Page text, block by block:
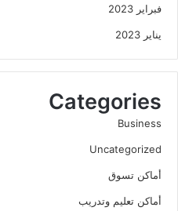
فبراير 2023
يناير 2023
Categories
Business
Uncategorized
أماكن تسوق
أماكن تعليم وتدريب